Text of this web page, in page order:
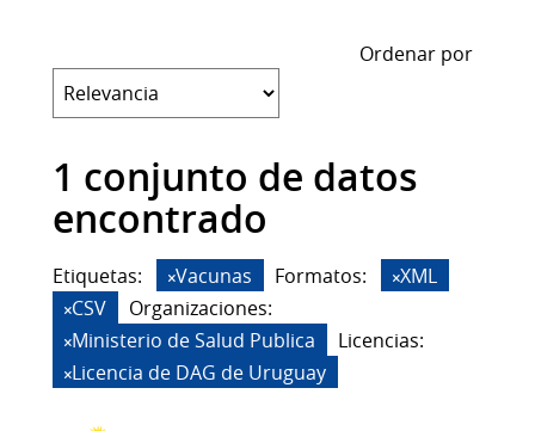
Ordenar por
1 conjunto de datos
encontrado
Etiquetas: Vacunas Formatos:
XML
CSV
Organizaciones:
Ministerio de Salud Publica
Licencias:
Licencia de DAG de Uruguay